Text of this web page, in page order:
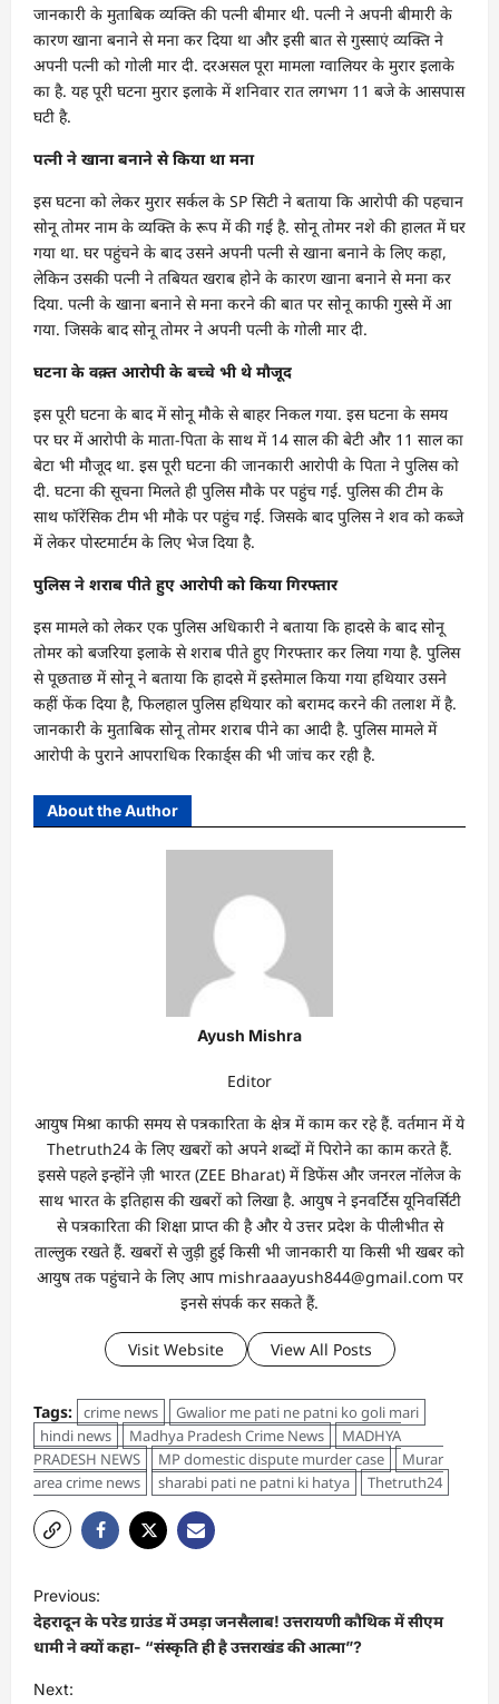
जानकारी के मुताबिक व्यक्ति की पत्नी बीमार थी. पत्नी ने अपनी बीमारी के
कारण खाना बनाने से मना कर दिया था और इसी बात से गुस्साएं व्यक्ति ने
अपनी पत्नी को गोली मार दी. दरअसल पूरा मामला ग्वालियर के मुरार इलाके
का है. यह पूरी घटना मुरार इलाके में शनिवार रात लगभग 11 बजे के आसपास
घटी है.
पत्नी ने खाना बनाने से किया था मना
इस घटना को लेकर मुरार सर्कल के SP सिटी ने बताया कि आरोपी की पहचान
सोनू तोमर नाम के व्यक्ति के रूप में की गई है. सोनू तोमर नशे की हालत में घर
गया था. घर पहुंचने के बाद उसने अपनी पत्नी से खाना बनाने के लिए कहा,
लेकिन उसकी पत्नी ने तबियत खराब होने के कारण खाना बनाने से मना कर
दिया. पत्नी के खाना बनाने से मना करने की बात पर सोनू काफी गुस्से में आ
गया. जिसके बाद सोनू तोमर ने अपनी पत्नी के गोली मार दी.
घटना के वक़्त आरोपी के बच्चे भी थे मौजूद
इस पूरी घटना के बाद में सोनू मौके से बाहर निकल गया. इस घटना के समय
पर घर में आरोपी के माता-पिता के साथ में 14 साल की बेटी और 11 साल का
बेटा भी मौजूद था. इस पूरी घटना की जानकारी आरोपी के पिता ने पुलिस को
दी. घटना की सूचना मिलते ही पुलिस मौके पर पहुंच गई. पुलिस की टीम के
साथ फॉरेंसिक टीम भी मौके पर पहुंच गई. जिसके बाद पुलिस ने शव को कब्जे
में लेकर पोस्टमार्टम के लिए भेज दिया है.
पुलिस ने शराब पीते हुए आरोपी को किया गिरफ्तार
इस मामले को लेकर एक पुलिस अधिकारी ने बताया कि हादसे के बाद सोनू
तोमर को बजरिया इलाके से शराब पीते हुए गिरफ्तार कर लिया गया है. पुलिस
से पूछताछ में सोनू ने बताया कि हादसे में इस्तेमाल किया गया हथियार उसने
कहीं फेंक दिया है, फिलहाल पुलिस हथियार को बरामद करने की तलाश में है.
जानकारी के मुताबिक सोनू तोमर शराब पीने का आदी है. पुलिस मामले में
आरोपी के पुराने आपराधिक रिकार्ड्स की भी जांच कर रही है.
About the Author
Ayush Mishra
Editor
आयुष मिश्रा काफी समय से पत्रकारिता के क्षेत्र में काम कर रहे हैं. वर्तमान में ये
Thetruth24 के लिए खबरों को अपने शब्दों में पिरोने का काम करते हैं.
इससे पहले इन्होंने ज़ी भारत (ZEE Bharat) में डिफेंस और जनरल नॉलेज के
साथ भारत के इतिहास की खबरों को लिखा है. आयुष ने इनवर्टिस यूनिवर्सिटी
से पत्रकारिता की शिक्षा प्राप्त की है और ये उत्तर प्रदेश के पीलीभीत से
ताल्लुक रखते हैं. खबरों से जुड़ी हुई किसी भी जानकारी या किसी भी खबर को
आयुष तक पहुंचाने के लिए आप mishraaayush844@gmail.com पर
इनसे संपर्क कर सकते हैं.
Visit Website View All Posts
Tags: crime news
Gwalior me pati ne patni ko goli mari
hindi news
Madhya Pradesh Crime News
MADHYA
PRADESH NEWS
MP domestic dispute murder case
Murar
area crime news
sharabi pati ne patni ki hatya Thetruth24
Previous:
देहरादून के परेड ग्राउंड में उमड़ा जनसैलाब! उत्तरायणी कौथिक में सीएम
धामी ने क्यों कहा- “संस्कृति ही है उत्तराखंड की आत्मा”?
Next: